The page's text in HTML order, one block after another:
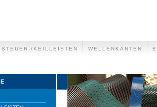
STEUER-/KEILLEISTEN WELLENKANTEN